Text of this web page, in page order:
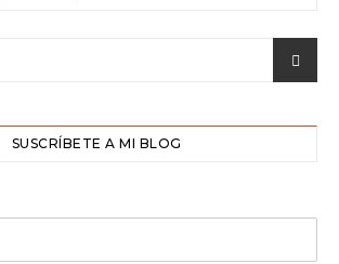
SUSCRÍBETE A MI BLOG